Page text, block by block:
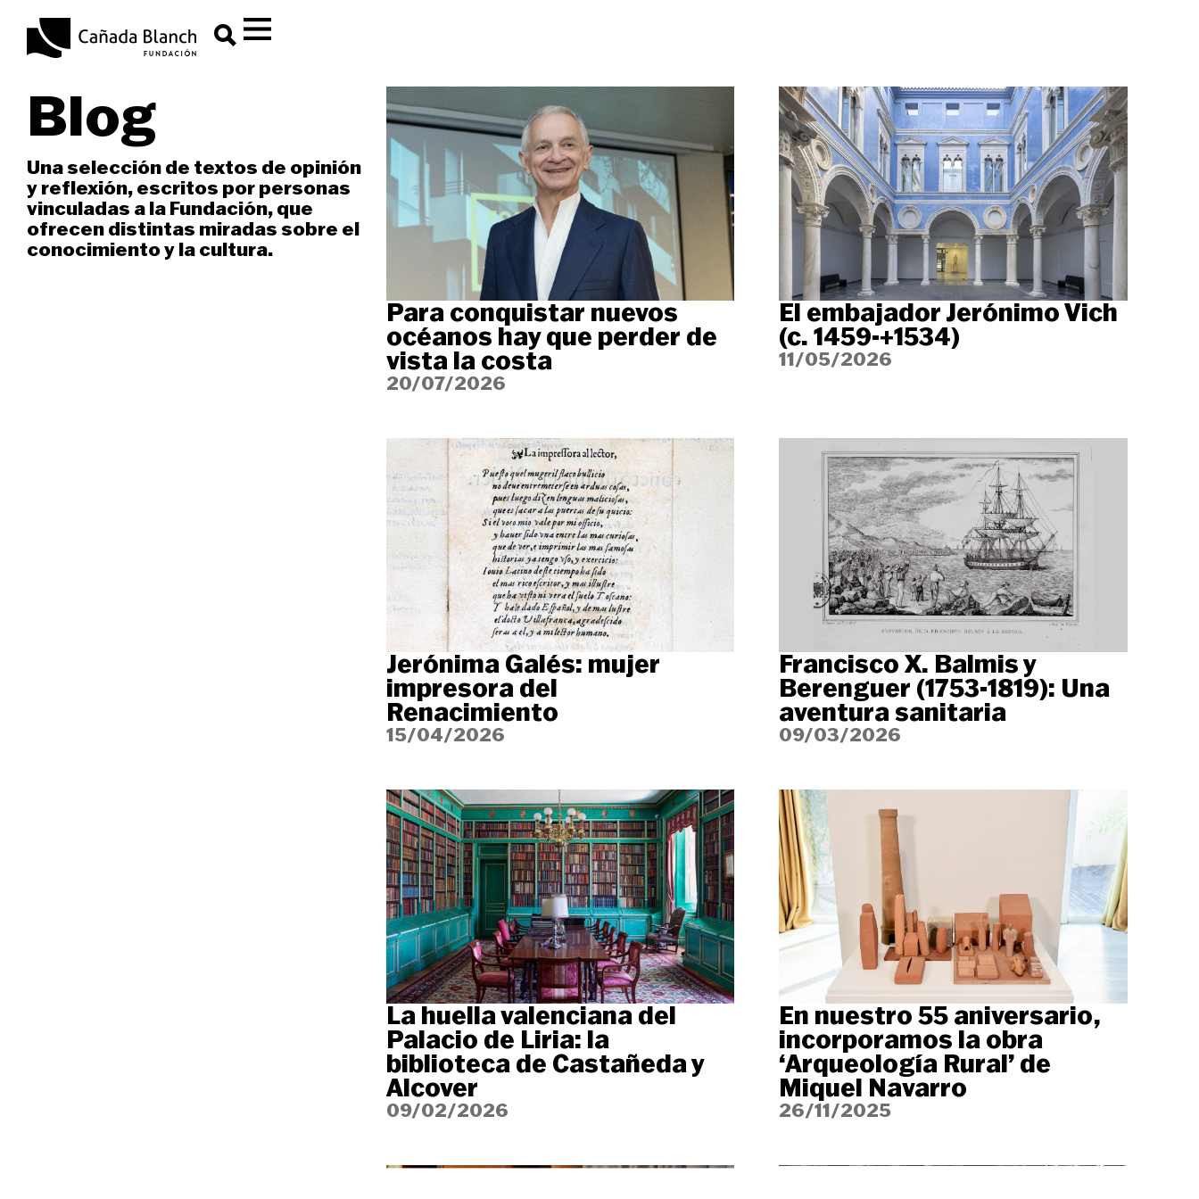
Blog
Una selección de textos de opinión
y reflexión, escritos por personas
vinculadas a la Fundación, que
ofrecen distintas miradas sobre el
conocimiento y la cultura.
Para conquistar nuevos
océanos hay que perder de
vista la costa
20/07/2026
El embajador Jerónimo Vich
(c. 1459-+1534)
11/05/2026
Jerónima Galés: mujer
impresora del
Renacimiento
15/04/2026
Francisco X. Balmis y
Berenguer (1753-1819): Una
aventura sanitaria
09/03/2026
La huella valenciana del
Palacio de Liria: la
biblioteca de Castañeda y
Alcover
09/02/2026
En nuestro 55 aniversario,
incorporamos la obra
‘Arqueología Rural’ de
Miquel Navarro
26/11/2025